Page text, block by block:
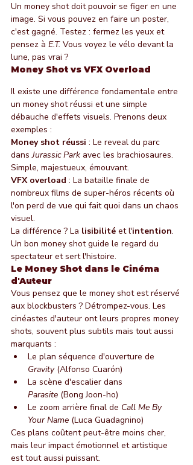
Un money shot doit pouvoir se figer en une
image. Si vous pouvez en faire un poster,
c'est gagné. Testez : fermez les yeux et
pensez à E.T. Vous voyez le vélo devant la
lune, pas vrai ?
Money Shot vs VFX Overload
Il existe une différence fondamentale entre
un money shot réussi et une simple
débauche d'effets visuels. Prenons deux
exemples :
Money shot réussi : Le reveal du parc
dans Jurassic Park avec les brachiosaures.
Simple, majestueux, émouvant.
VFX overload : La bataille finale de
nombreux films de super-héros récents où
l'on perd de vue qui fait quoi dans un chaos
visuel.
La différence ? La lisibilité et l'intention.
Un bon money shot guide le regard du
spectateur et sert l'histoire.
Le Money Shot dans le Cinéma
d'Auteur
Vous pensez que le money shot est réservé
aux blockbusters ? Détrompez-vous. Les
cinéastes d'auteur ont leurs propres money
shots, souvent plus subtils mais tout aussi
marquants :
Le plan séquence d'ouverture de
Gravity (Alfonso Cuarón)
La scène d'escalier dans
Parasite (Bong Joon-ho)
Le zoom arrière final de Call Me By
Your Name (Luca Guadagnino)
Ces plans coûtent peut-être moins cher,
mais leur impact émotionnel et artistique
est tout aussi puissant.